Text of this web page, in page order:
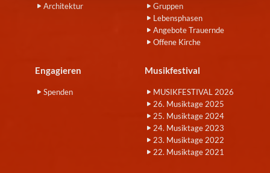
Architektur
Gruppen
Lebensphasen
Angebote Trauernde
Offene Kirche
Engagieren
Spenden
Musikfestival
MUSIKFESTIVAL 2026
26. Musiktage 2025
25. Musiktage 2024
24. Musiktage 2023
23. Musiktage 2022
22. Musiktage 2021